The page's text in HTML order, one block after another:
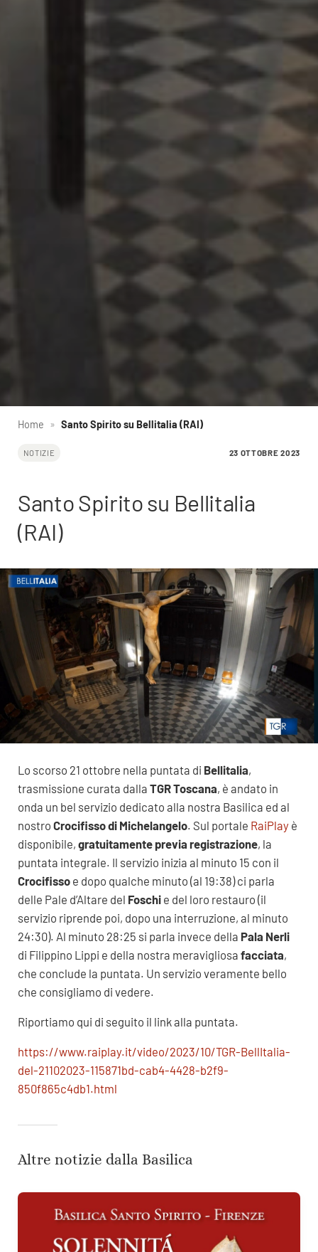
Home » Santo Spirito su Bellitalia (RAI)
NOTIZIE 23 OTTOBRE 2023
Santo Spirito su Bellitalia
(RAI)
Lo scorso 21 ottobre nella puntata di Bellitalia,
trasmissione curata dalla TGR Toscana, è andato in
onda un bel servizio dedicato alla nostra Basilica ed al
nostro Crocifisso di Michelangelo. Sul portale RaiPlay è
disponibile, gratuitamente previa registrazione, la
puntata integrale. Il servizio inizia al minuto 15 con il
Crocifisso e dopo qualche minuto (al 19:38) ci parla
delle Pale d’Altare del Foschi e del loro restauro (il
servizio riprende poi, dopo una interruzione, al minuto
24:30). Al minuto 28:25 si parla invece della Pala Nerli
di Filippino Lippi e della nostra meravigliosa facciata,
che conclude la puntata. Un servizio veramente bello
che consigliamo di vedere.
Riportiamo qui di seguito il link alla puntata.
https://www.raiplay.it/video/2023/10/TGR-BellItalia-
del-21102023-115871bd-cab4-4428-b2f9-
850f865c4db1.html
Altre notizie dalla Basilica